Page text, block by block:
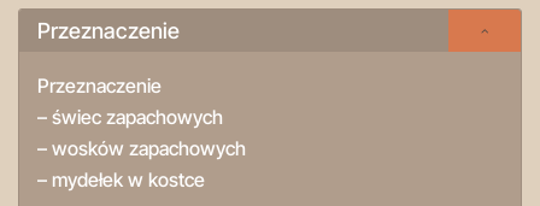
Przeznaczenie
Przeznaczenie
– świec zapachowych
– wosków zapachowych
– mydełek w kostce